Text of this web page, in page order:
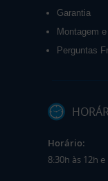
Garantia
Montagem
Perguntas
Horário:
8:30h às 12h